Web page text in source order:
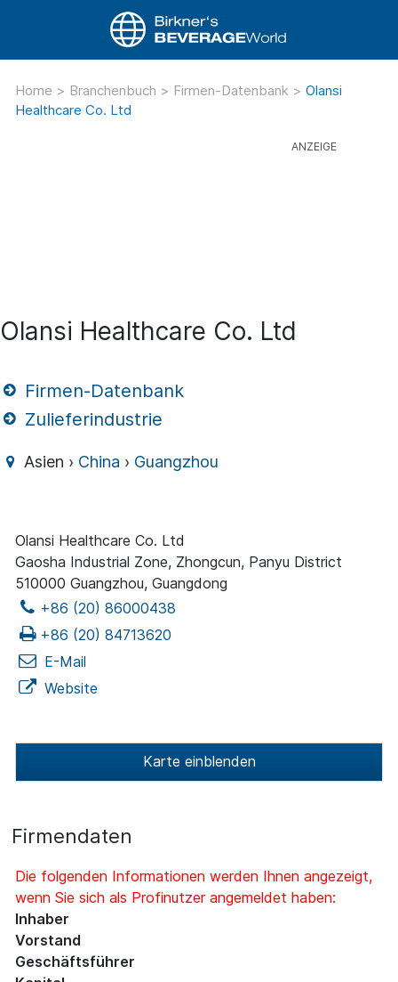
Home > Branchenbuch > Firmen-Datenbank > Olansi
Healthcare Co. Ltd
Olansi Healthcare Co. Ltd
Firmen-Datenbank
Zulieferindustrie
Asien › China › Guangzhou
Olansi Healthcare Co. Ltd
Gaosha Industrial Zone, Zhongcun, Panyu District
510000 Guangzhou, Guangdong
+86 (20) 86000438
+86 (20) 84713620
E-Mail
Website
Karte einblenden
Firmendaten
Die folgenden Informationen werden Ihnen angezeigt,
wenn Sie sich als Profinutzer angemeldet haben:
Inhaber
Vorstand
Geschäftsführer